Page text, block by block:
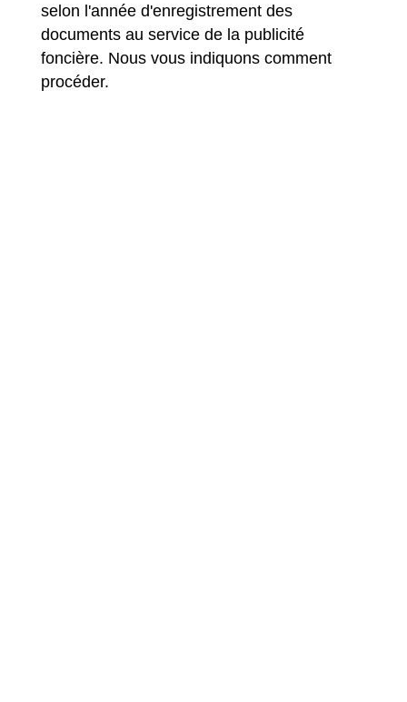
selon l'année d'enregistrement des
documents au service de la publicité
foncière. Nous vous indiquons comment
procéder.